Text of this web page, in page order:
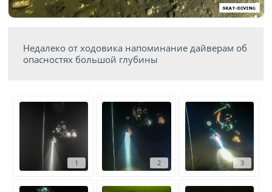
Недалеко от ходовика напоминание дайверам об
опасностях большой глубины
1 2 3